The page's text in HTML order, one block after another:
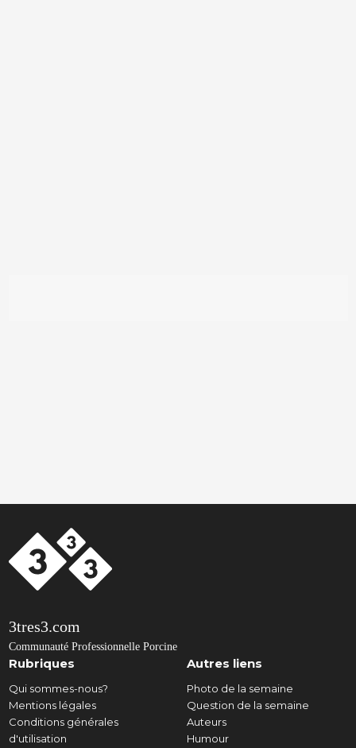
3tres3.com
Communauté Professionnelle Porcine
Rubriques
Qui sommes-nous?
Mentions légales
Conditions générales
d'utilisation
Autres liens
Photo de la semaine
Question de la semaine
Auteurs
Humour